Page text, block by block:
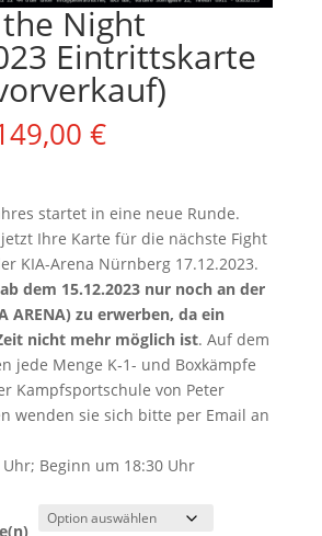
Night
Eintrittskarte
€
startet in eine neue Runde.
Ihre Karte für die nächste Fight
KIA-Arena Nürnberg 17.12.2023.
dem 15.12.2023 nur noch an der
ARENA) zu erwerben, da ein
nicht mehr möglich ist. Auf dem
jede Menge K‑1- und Boxkämpfe
Kampfsportschule von Peter
wenden sie sich bitte per Email an
Uhr; Beginn um 18:30 Uhr